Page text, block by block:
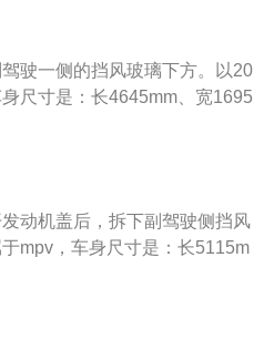
供新鲜空气，避免驾乘人员
驶一侧的挡风玻璃下方。以20
尺寸是：长4645mm、宽1695
为185mm，车身重量为1480k
挡手动变速箱。
动机盖后，拆下副驾驶侧挡风
mpv，车身尺寸是：长5115m
箱容积为45l。东风风行菱智